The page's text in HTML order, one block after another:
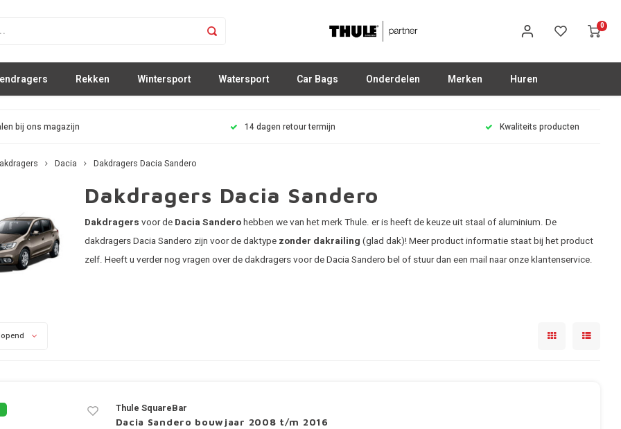
0
Rekken Wintersport Watersport Car Bags Onderdelen Merken Huren
bij ons magazijn 14 dagen retour termijn Kwaliteits producten
Dacia Dakdragers Dacia Sandero
Dakdragers Dacia Sandero
Dakdragers voor de Dacia Sanderohebben we van het merk Thule. er is heeft de keuze uit staal of aluminium. De
dakdragers Dacia Sandero zijn voor de daktype zonder dakrailing (glad dak)! Meer product informatie staat bij het product
zelf. Heeft u verder nog vragen over de dakdragers voor de Dacia Sandero bel of stuur dan een mail naar onze klantenservice.
Thule SquareBar
Dacia Sandero bouwjaar 2008 t/m 2016